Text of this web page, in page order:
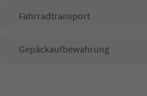
Fahrradtransport
Gepäckaufbewahrung